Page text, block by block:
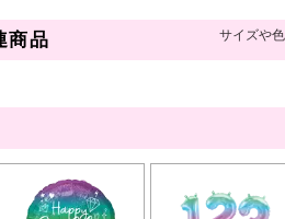
商品 サイズや